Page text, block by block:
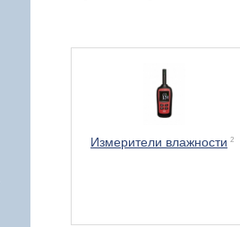
Измерители влажности 2